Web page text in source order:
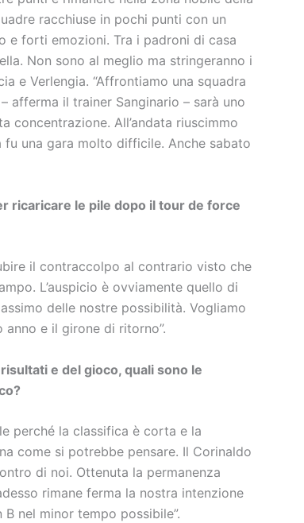
racchiuse in pochi punti con un
e forti emozioni. Tra i padroni di casa
Non sono al meglio ma stringeranno i
e Verlengia. “Affrontiamo una squadra
afferma il trainer Sanginario – sarà uno
All’andata riuscimmo
fu una gara molto difficile. Anche sabato
ricaricare le pile dopo il tour de force
il contraccolpo al contrario visto che
L’auspicio è ovviamente quello di
delle nostre possibilità. Vogliamo
e il girone di ritorno”.
e del gioco, quali sono le
perché la classifica è corta e la
come si potrebbe pensare. Il Corinaldo
di noi. Ottenuta la permanenza
rimane ferma la nostra intenzione
nel minor tempo possibile”.